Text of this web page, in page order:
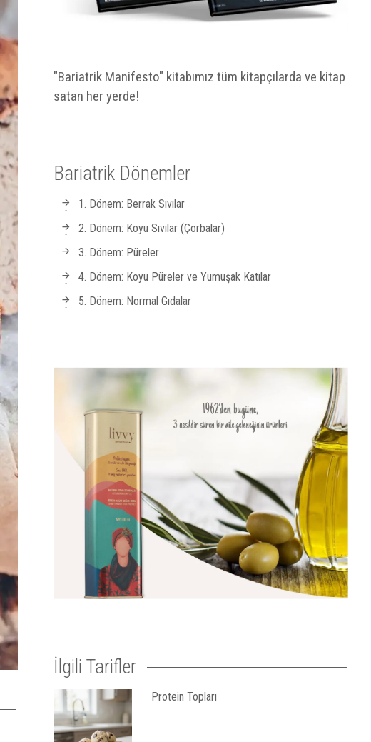
"Bariatrik Manifesto" kitabımız tüm kitapçılarda ve kitap
satan her yerde!
Bariatrik Dönemler
1. Dönem: Berrak Sıvılar
2. Dönem: Koyu Sıvılar (Çorbalar)
3. Dönem: Püreler
4. Dönem: Koyu Püreler ve Yumuşak Katılar
5. Dönem: Normal Gıdalar
İlgili Tarifler
Protein Topları